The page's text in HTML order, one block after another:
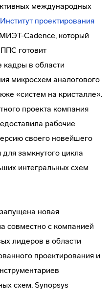
международных
Институт проектирования
Cadence, который
готовит
в области
микросхем аналогового
«систем на кристалле».
проекта компания
рабочие
своего новейшего
замкнутого цикла
интегральных схем
новая
совместно с компанией
лидеров в области
проектирования и
схем. Synopsys